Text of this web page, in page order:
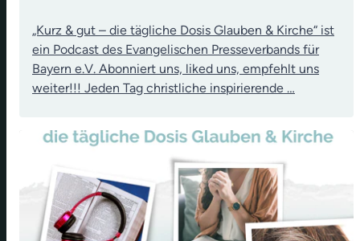
„Kurz & gut – die tägliche Dosis Glauben & Kirche“ ist
ein Podcast des Evangelischen Presseverbands für
Bayern e.V. Abonniert uns, liked uns, empfehlt uns
weiter!!! Jeden Tag christliche inspirierende …